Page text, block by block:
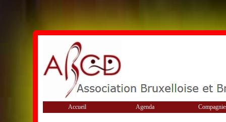
Accueil Agenda